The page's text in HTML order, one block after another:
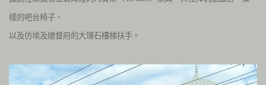
樣的吧台椅子、
以及仿埃及總督府的大理石樓梯扶手。